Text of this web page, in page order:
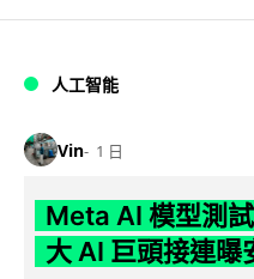
人工智能
Vin 1 日
Meta AI 模型測
大 AI 巨頭接連曝